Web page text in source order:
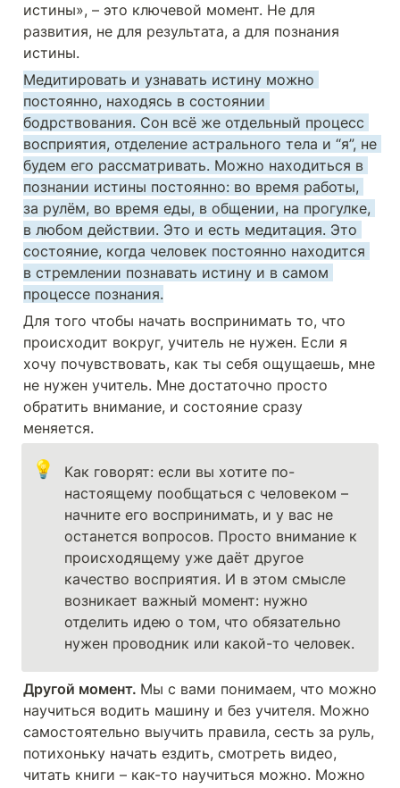
истины», – это ключевой момент. Не для
развития, не для результата, а для познания
истины.
Медитировать и узнавать истину можно
постоянно, находясь в состоянии
бодрствования. Сон всё же отдельный процесс
восприятия, отделение астрального тела и “я”, не
будем его рассматривать. Можно находиться в
познании истины постоянно: во время работы,
за рулём, во время еды, в общении, на прогулке,
в любом действии. Это и есть медитация. Это
состояние, когда человек постоянно находится
в стремлении познавать истину и в самом
процессе познания.
Для того чтобы начать воспринимать то, что
происходит вокруг, учитель не нужен. Если я
хочу почувствовать, как ты себя ощущаешь, мне
не нужен учитель. Мне достаточно просто
обратить внимание, и состояние сразу
меняется.
💡
Как говорят: если вы хотите по-
настоящему пообщаться с человеком –
начните его воспринимать, и у вас не
останется вопросов. Просто внимание к
происходящему уже даёт другое
качество восприятия. И в этом смысле
возникает важный момент: нужно
отделить идею о том, что обязательно
нужен проводник или какой-то человек.
Другой момент. Мы с вами понимаем, что можно
научиться водить машину и без учителя. Можно
самостоятельно выучить правила, сесть за руль,
потихоньку начать ездить, смотреть видео,
читать книги – как-то научиться можно. Можно